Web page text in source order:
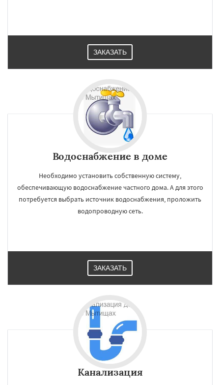
ЗАКАЗАТЬ
Водоснабжение в доме
Необходимо установить собственную систему,
обеспечивающую водоснабжение частного дома. А для этого
потребуется выбрать источник водоснабжения, проложить
водопроводную сеть.
ЗАКАЗАТЬ
Канализация